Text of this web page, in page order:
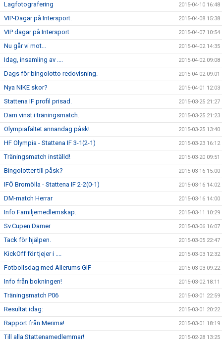
Lagfotografering 2015-04-10 16:48
VIP-Dagar på Intersport. 2015-04-08 15:38
VIP dagar på Intersport 2015-04-07 10:54
Nu går vi mot... 2015-04-02 14:35
Idag, insamling av .... 2015-04-02 09:08
Dags för bingolotto redovisning. 2015-04-02 09:01
Nya NIKE skor? 2015-04-01 12:03
Stattena IF profil prisad. 2015-03-25 21:27
Dam vinst i träningsmatch. 2015-03-25 21:23
Olympiafältet annandag påsk! 2015-03-25 13:40
HF Olympia - Stattena IF 3-1(2-1) 2015-03-23 16:12
Träningsmatch inställd! 2015-03-20 09:51
Bingolotter till påsk? 2015-03-16 15:00
IFÖ Bromölla - Stattena IF 2-2(0-1) 2015-03-16 14:02
DM-match Herrar 2015-03-16 14:00
Info Familjemedlemskap. 2015-03-11 10:29
Sv.Cupen Damer 2015-03-06 16:07
Tack för hjälpen. 2015-03-05 22:47
KickOff för tjejer i .... 2015-03-03 12:32
Fotbollsdag med Allerums GIF 2015-03-03 09:22
Info från bokningen! 2015-03-02 18:11
Träningsmatch P06 2015-03-01 22:59
Resultat idag: 2015-03-01 20:22
Rapport från Merima! 2015-03-01 18:19
Till alla Stattenamedlemmar! 2015-02-28 13:25